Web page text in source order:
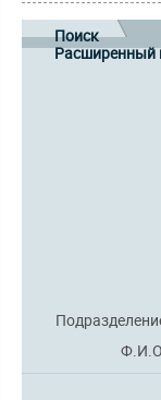
Поиск
Расширенный